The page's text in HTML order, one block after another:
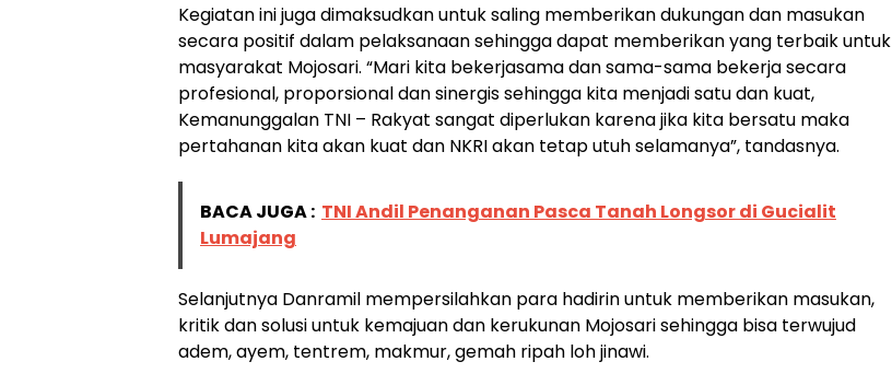
Kegiatan ini juga dimaksudkan untuk saling memberikan dukungan dan masukan
secara positif dalam pelaksanaan sehingga dapat memberikan yang terbaik untuk
masyarakat Mojosari. “Mari kita bekerjasama dan sama-sama bekerja secara
profesional, proporsional dan sinergis sehingga kita menjadi satu dan kuat,
Kemanunggalan TNI – Rakyat sangat diperlukan karena jika kita bersatu maka
pertahanan kita akan kuat dan NKRI akan tetap utuh selamanya”, tandasnya.
BACA JUGA : TNI Andil Penanganan Pasca Tanah Longsor di Gucialit
Lumajang
Selanjutnya Danramil mempersilahkan para hadirin untuk memberikan masukan,
kritik dan solusi untuk kemajuan dan kerukunan Mojosari sehingga bisa terwujud
adem, ayem, tentrem, makmur, gemah ripah loh jinawi.